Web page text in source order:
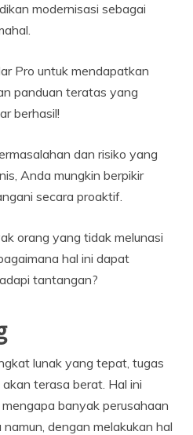
modernisasi sebagai
Pro untuk mendapatkan
panduan teratas yang
berhasil!
dan risiko yang
Anda mungkin berpikir
secara proaktif.
orang yang tidak melunasi
hal ini dapat
tantangan?
lunak yang tepat, tugas
terasa berat. Hal ini
banyak perusahaan
dengan melakukan hal